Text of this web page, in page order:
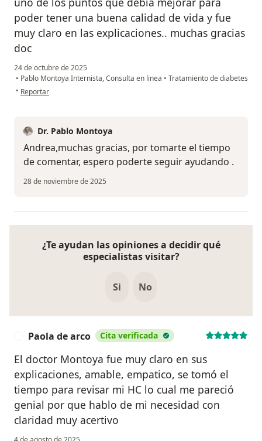
poder tener una buena calidad de vida y fue
muy claro en las explicaciones.. muchas gracias
doc
24 de octubre de 2025
• Pablo Montoya Internista, Consulta en linea • Tratamiento de diabetes
• en opinión del usuario Andrea García
Reportar
Dr. Pablo Montoya
Andrea,muchas gracias, por tomarte el tiempo
de comentar, espero poderte seguir ayudando .
28 de noviembre de 2025
¿Te ayudan las opiniones a decidir qué
especialistas visitar?
Si No
Paola de arco Cita verificada
El doctor Montoya fue muy claro en sus
explicaciones, amable, empatico, se tomó el
tiempo para revisar mi HC lo cual me pareció
genial por que hablo de mi necesidad con
claridad muy acertivo